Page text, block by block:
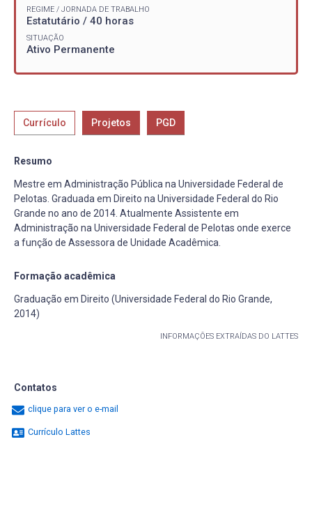
REGIME / JORNADA DE TRABALHO
Estatutário / 40 horas
SITUAÇÃO
Ativo Permanente
Currículo Projetos PGD
Resumo
Mestre em Administração Pública na Universidade Federal de
Pelotas. Graduada em Direito na Universidade Federal do Rio
Grande no ano de 2014. Atualmente Assistente em
Administração na Universidade Federal de Pelotas onde exerce
a função de Assessora de Unidade Acadêmica.
Formação acadêmica
Graduação em Direito (Universidade Federal do Rio Grande,
2014)
INFORMAÇÕES EXTRAÍDAS DO LATTES
Contatos
clique para ver o e-mail
Currículo Lattes